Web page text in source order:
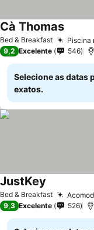
Bed & Breakfast Piscina
Cà Thomas
9,2 Excelente 546
Selecione as datas
exatos.
Bed & Breakfast
JustKey
9,3 Excelente 526